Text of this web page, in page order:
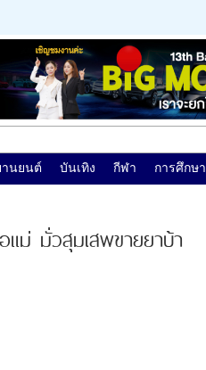
านยนต์ บันเทิง กีฬา การศึกษา
ม่ มั่วสุมเสพขายยาบ้า